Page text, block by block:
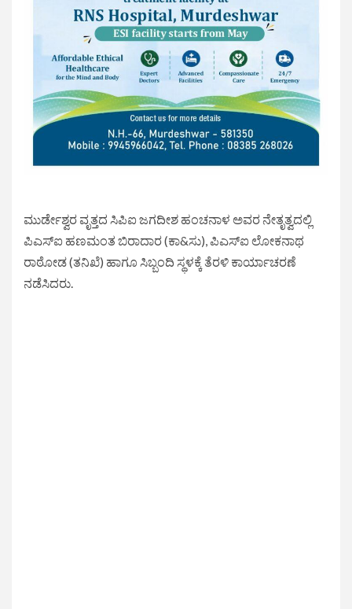
ಮುರ್ಡೇಶ್ವರ ವೃತ್ತದ ಸಿಪಿಐ ಜಗದೀಶ ಹಂಚನಾಳ ಅವರ ನೇತೃತ್ವದಲ್ಲಿ
ಪಿಎಸ್‌ಐ ಹಣಮಂತ ಬಿರಾದಾರ (ಕಾ&ಸು), ಪಿಎಸ್‌ಐ ಲೋಕನಾಥ
ರಾಠೋಡ (ತನಿಖೆ) ಹಾಗೂ ಸಿಬ್ಬಂದಿ ಸ್ಥಳಕ್ಕೆ ತೆರಳಿ ಕಾರ್ಯಾಚರಣೆ
ನಡೆಸಿದರು.